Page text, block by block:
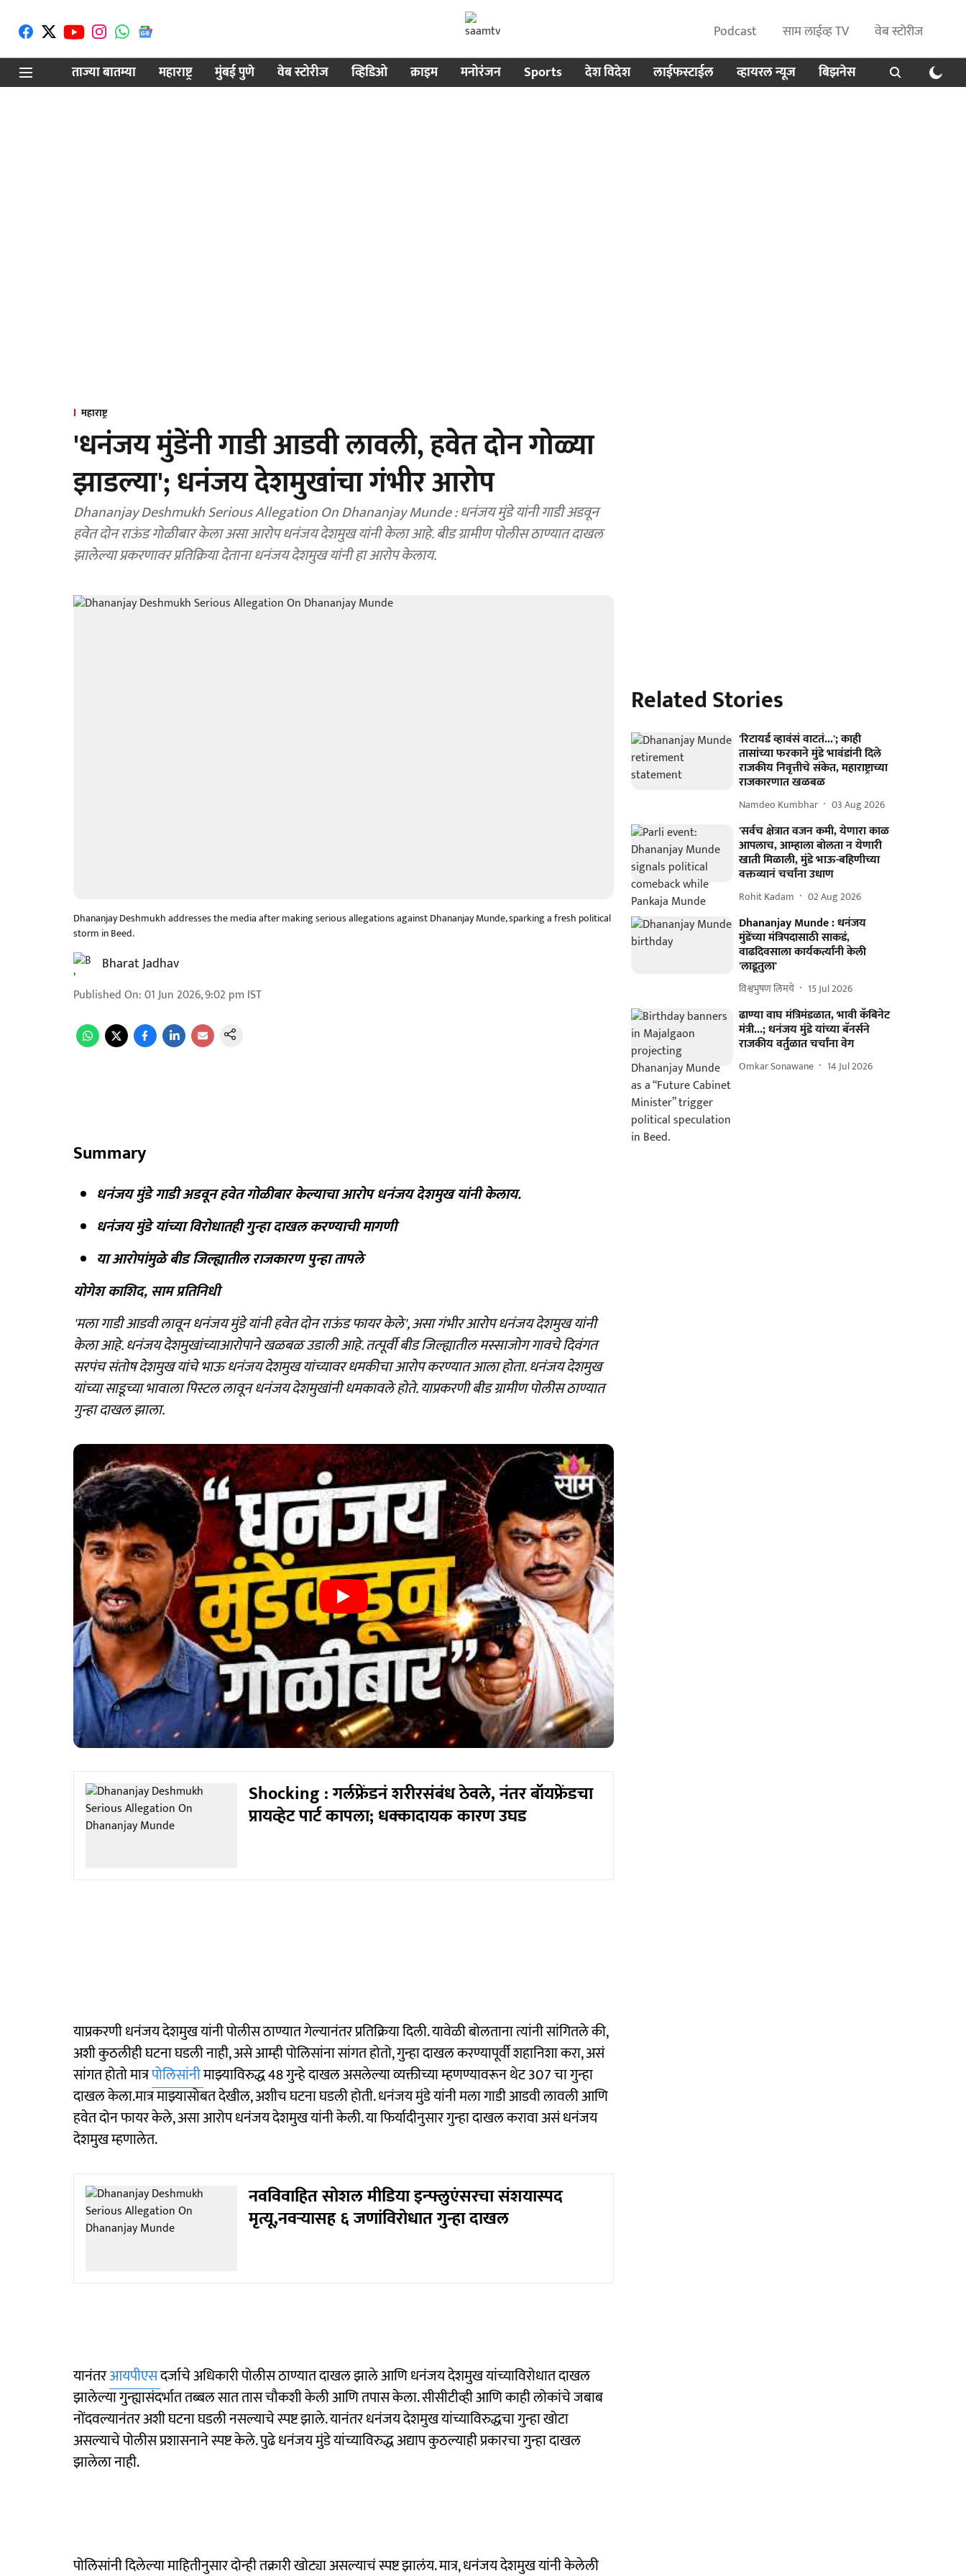
Podcast साम लाईव्ह TV
वेब स्टोरीज
ताज्या बातम्या
महाराष्ट्र मुंबई पुणे वेब स्टोरीज व्हिडिओ क्राइम मनोरंजन Sports देश विदेश लाईफस्टाईल व्हायरल न्यूज बिझनेस
महाराष्ट्र
'धनंजय मुंडेंनी गाडी आडवी लावली, हवेत दोन गोळ्या
झाडल्या'; धनंजय देशमुखांचा गंभीर आरोप
Dhananjay Deshmukh Serious Allegation On Dhananjay Munde : धनंजय मुंडे यांनी गाडी अडवून
हवेत दोन राऊंड गोळीबार केला असा आरोप धनंजय देशमुख यांनी केला आहे. बीड ग्रामीण पोलीस ठाण्यात दाखल
झालेल्या प्रकरणावर प्रतिक्रिया देताना धनंजय देशमुख यांनी हा आरोप केलाय.
Dhananjay Deshmukh addresses the media after making serious allegations against Dhananjay Munde, sparking a fresh political
storm in Beed.
Bharat Jadhav
Published On:01 Jun 2026, 9:02 pm IST
Summary
धनंजय मुंडे गाडी अडवून हवेत गोळीबार केल्याचा आरोप धनंजय देशमुख यांनी केलाय.
धनंजय मुंडे यांच्या विरोधातही गुन्हा दाखल करण्याची मागणी
या आरोपांमुळे बीड जिल्ह्यातील राजकारण पुन्हा तापले
योगेश काशिद, साम प्रतिनिधी
'मला गाडी आडवी लावून धनंजय मुंडे यांनी हवेत दोन राऊंड फायर केले', असा गंभीर आरोप धनंजय देशमुख यांनी
केला आहे. धनंजय देशमुखांच्याआरोपाने खळबळ उडाली आहे. तत्पूर्वी बीड जिल्ह्यातील मस्साजोग गावचे दिवंगत
सरपंच संतोष देशमुख यांचे भाऊ धनंजय देशमुख यांच्यावर धमकीचा आरोप करण्यात आला होता. धनंजय देशमुख
यांच्या साडूच्या भावाला पिस्टल लावून धनंजय देशमुखांनी धमकावले होते. याप्रकरणी बीड ग्रामीण पोलीस ठाण्यात
गुन्हा दाखल झाला.
Shocking : गर्लफ्रेंडनं शरीरसंबंध ठेवले, नंतर बॉयफ्रेंडचा
प्रायव्हेट पार्ट कापला; धक्कादायक कारण उघड
याप्रकरणी धनंजय देशमुख यांनी पोलीस ठाण्यात गेल्यानंतर प्रतिक्रिया दिली. यावेळी बोलताना त्यांनी सांगितले की,
अशी कुठलीही घटना घडली नाही, असे आम्ही पोलिसांना सांगत होतो, गुन्हा दाखल करण्यापूर्वी शहानिशा करा, असं
सांगत होतो मात्रपोलिसांनीमाझ्याविरुद्ध 48 गुन्हे दाखल असलेल्या व्यक्तीच्या म्हणण्यावरून थेट 307 चा गुन्हा
दाखल केला.मात्र माझ्यासोबत देखील, अशीच घटना घडली होती. धनंजय मुंडे यांनी मला गाडी आडवी लावली आणि
हवेत दोन फायर केले, असा आरोप धनंजय देशमुख यांनी केली. या फिर्यादीनुसार गुन्हा दाखल करावा असं धनंजय
देशमुख म्हणालेत.
नवविवाहित सोशल मीडिया इन्फ्लुएंसरचा संशयास्पद
मृत्यू,नवऱ्यासह ६ जणांविरोधात गुन्हा दाखल
यानंतरआयपीएसदर्जाचे अधिकारी पोलीस ठाण्यात दाखल झाले आणि धनंजय देशमुख यांच्याविरोधात दाखल
झालेल्या गुन्ह्यासंदर्भात तब्बल सात तास चौकशी केली आणि तपास केला. सीसीटीव्ही आणि काही लोकांचे जबाब
नोंदवल्यानंतर अशी घटना घडली नसल्याचे स्पष्ट झाले. यानंतर धनंजय देशमुख यांच्याविरुद्धचा गुन्हा खोटा
असल्याचे पोलीस प्रशासनाने स्पष्ट केले. पुढे धनंजय मुंडे यांच्याविरुद्ध अद्याप कुठल्याही प्रकारचा गुन्हा दाखल
झालेला नाही.
पोलिसांनी दिलेल्या माहितीनुसार दोन्ही तक्रारी खोट्या असल्याचं स्पष्ट झालंय. मात्र, धनंजय देशमुख यांनी केलेली
Related Stories
'रिटायर्ड व्हावंसं वाटतं...'; काही
तासांच्या फरकाने मुंडे भावंडांनी दिले
राजकीय निवृत्तीचे संकेत, महाराष्ट्राच्या
राजकारणात खळबळ
Namdeo Kumbhar 03 Aug 2026
'सर्वच क्षेत्रात वजन कमी, येणारा काळ
आपलाच, आम्हाला बोलता न येणारी
खाती मिळाली, मुंडे भाऊ-बहिणीच्या
वक्तव्यानं चर्चांना उधाण
Rohit Kadam 02 Aug 2026
Dhananjay Munde : धनंजय
मुंडेंच्या मंत्रिपदासाठी साकडं,
वाढदिवसाला कार्यकर्त्यांनी केली
'लाडूतुला'
विश्वभुषण लिमये 15 Jul 2026
ढाण्या वाघ मंत्रिमंडळात, भावी कॅबिनेट
मंत्री...; धनंजय मुंडे यांच्या बॅनर्सने
राजकीय वर्तुळात चर्चांना वेग
Omkar Sonawane 14 Jul 2026